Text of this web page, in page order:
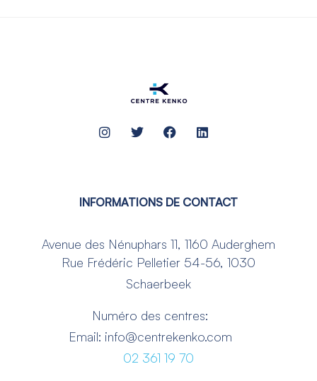
INFORMATIONS DE CONTACT
Avenue des Nénuphars 11, 1160 Auderghem
Rue Frédéric Pelletier 54-56, 1030
Schaerbeek
Numéro des centres:
Email: info@centrekenko.com
02 361 19 70